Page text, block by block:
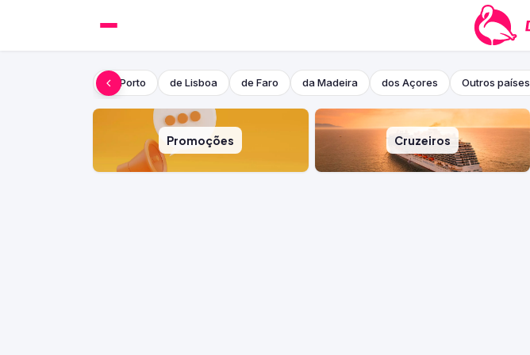
do Porto de Lisboa de Faro da Madeira dos Açores Outros países
Promoções Cruzeiros